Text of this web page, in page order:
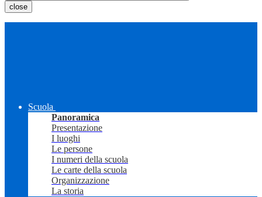
close
Scuola
Panoramica
Presentazione
I luoghi
Le persone
I numeri della scuola
Le carte della scuola
Organizzazione
La storia